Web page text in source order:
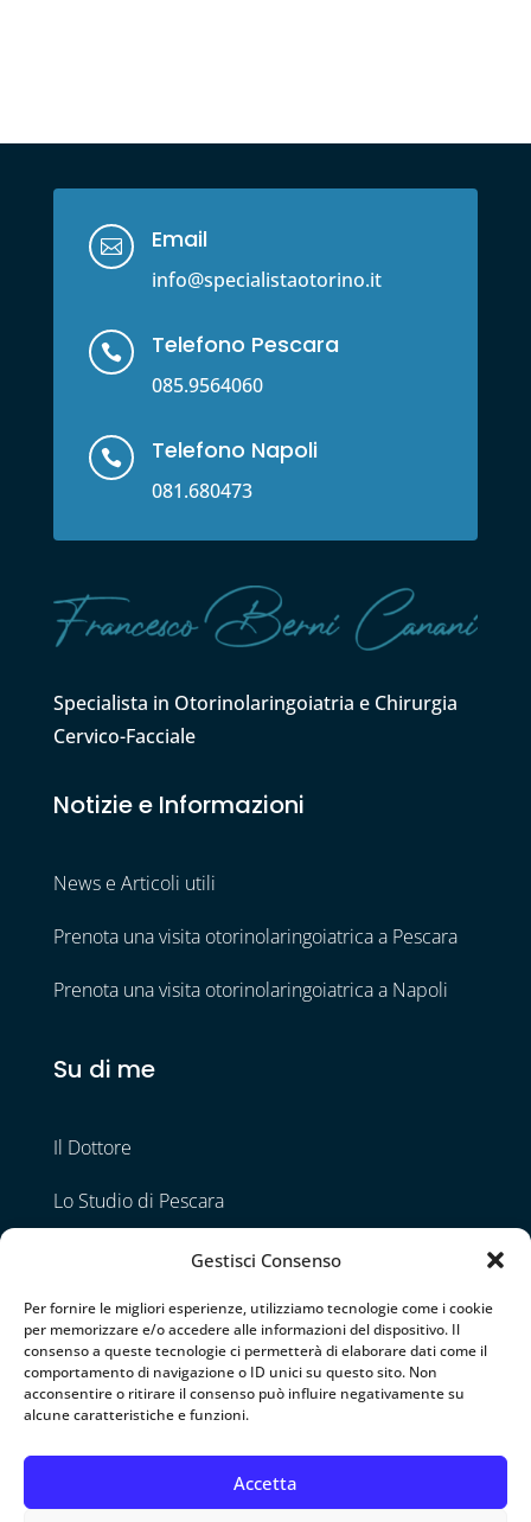
Gestisci Consenso
Per fornire le migliori esperienze, utilizziamo tecnologie come i cookie
per memorizzare e/o accedere alle informazioni del dispositivo. Il
consenso a queste tecnologie ci permetterà di elaborare dati come il
comportamento di navigazione o ID unici su questo sito. Non
acconsentire o ritirare il consenso può influire negativamente su
alcune caratteristiche e funzioni.
Accetta
 Email
info@specialistaotorino.it
 Telefono Pescara
085.9564060
 Telefono Napoli
081.680473
Specialista in Otorinolaringoiatria e Chirurgia
Cervico-Facciale
Notizie e Informazioni
News e Articoli utili
Prenota una visita otorinolaringoiatrica a Pescara
Prenota una visita otorinolaringoiatrica a Napoli
Su di me
Il Dottore
Lo Studio di Pescara
Lo Studio di Napoli
Contatti
Seguimi